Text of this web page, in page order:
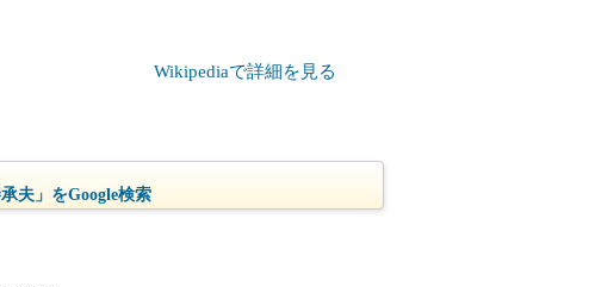
Wikipediaで詳細を見る
承夫」をGoogle検索